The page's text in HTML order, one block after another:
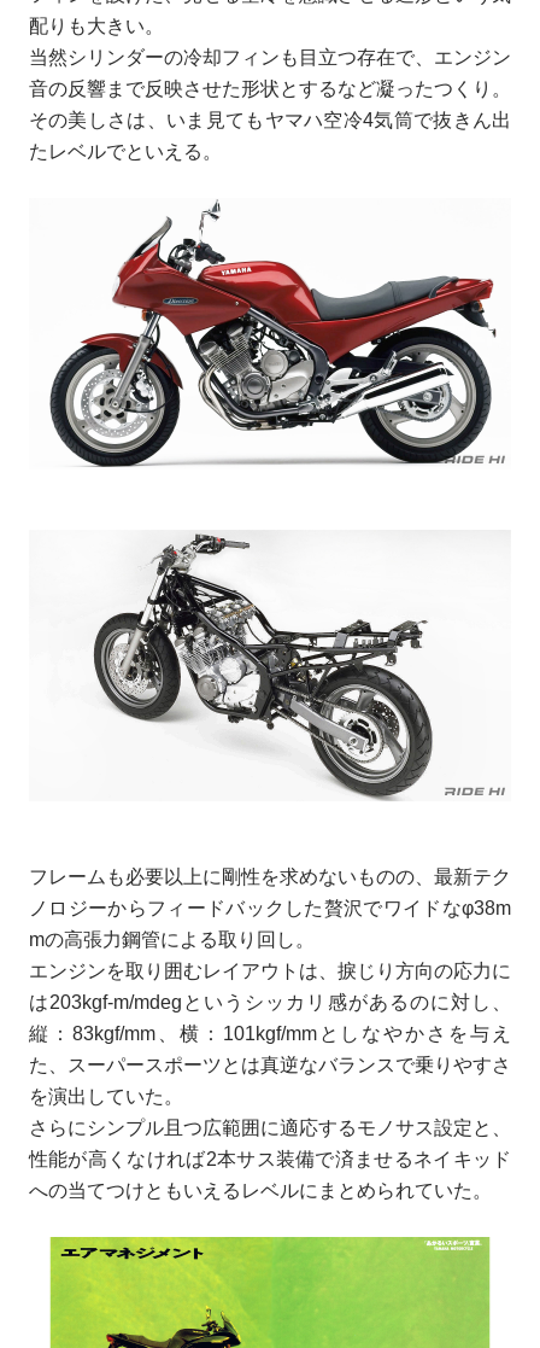
配りも大きい。
当然シリンダーの冷却フィンも目立つ存在で、エンジン
音の反響まで反映させた形状とするなど凝ったつくり。
その美しさは、いま見てもヤマハ空冷4気筒で抜きん出
たレベルでといえる。
フレームも必要以上に剛性を求めないものの、最新テク
ノロジーからフィードバックした贅沢でワイドなφ38m
mの高張力鋼管による取り回し。
エンジンを取り囲むレイアウトは、捩じり方向の応力に
は203kgf-m/mdegというシッカリ感があるのに対し、
縦：83kgf/mm、横：101kgf/mmとしなやかさを与え
た、スーパースポーツとは真逆なバランスで乗りやすさ
を演出していた。
さらにシンプル且つ広範囲に適応するモノサス設定と、
性能が高くなければ2本サス装備で済ませるネイキッド
への当てつけともいえるレベルにまとめられていた。